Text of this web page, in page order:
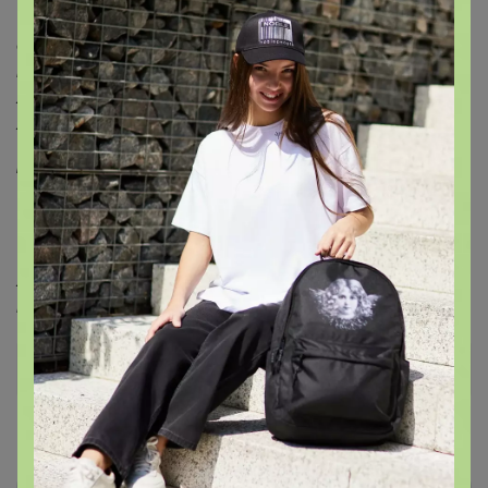
Это очень ровный, сглаженный кофе; основной
оттенок вкуса — это, конечно, какао, к которому
примешиваются оттенки жареных орехов и жареного
хлеба. У кофе присутствует приятная горчинка и
хорошая насыщенность.
Вид кофе:арабика
Способ обработки: сухая
Это еще один сорт для автоматических кофемашин,
хотя его можно заварить и в моке, турке или френч-
прессе.
Дополнительная информация
Комментарии 12